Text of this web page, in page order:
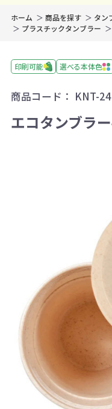
ホーム 商品を探す
タン
プラスチックタンブラー
印刷可能 選べる本体色
商品コード： KNT-
エコタンブラ